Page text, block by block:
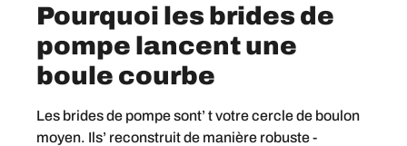
Pourquoi les brides de
pompe lancent une
boule courbe
Les brides de pompe sont’ t votre cercle de boulon
moyen. Ils’ reconstruit de manière robuste -